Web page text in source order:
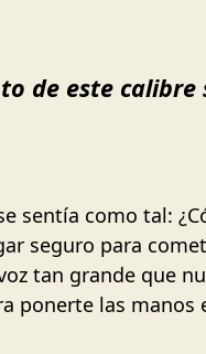
de este
sentía como tal:
seguro para
tan grande que
ponerte las manos